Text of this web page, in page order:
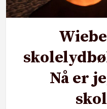
Nå er